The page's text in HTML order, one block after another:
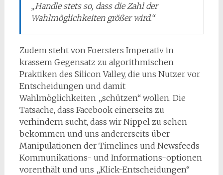
„Handle stets so, dass die Zahl der
Wahlmöglichkeiten größer wird.“
Zudem steht von Foersters Imperativ in
krassem Gegensatz zu algorithmischen
Praktiken des Silicon Valley, die uns Nutzer vor
Entscheidungen und damit
Wahlmöglichkeiten „schützen“ wollen. Die
Tatsache, dass Facebook einerseits zu
verhindern sucht, dass wir Nippel zu sehen
bekommen und uns andererseits über
Manipulationen der Timelines und Newsfeeds
Kommunikations- und Informations-optionen
vorenthält und uns „Klick-Entscheidungen“